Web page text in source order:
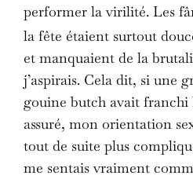
performer la virilité. Les
la fête étaient surtout
et manquaient de la
j’aspirais. Cela dit, si une
gouine butch avait franchi
assuré, mon orientation
tout de suite plus
me sentais vraiment